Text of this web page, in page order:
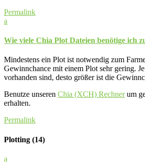
Permalink
a
Wie viele Chia Plot Dateien benötige ich
Mindestens ein Plot ist notwendig zum
Gewinnchance mit einem Plot sehr gering.
vorhanden sind, desto größer ist die
Benutze unseren Chia (XCH) Rechnerum
erhalten.
Permalink
Plotting (14)
a